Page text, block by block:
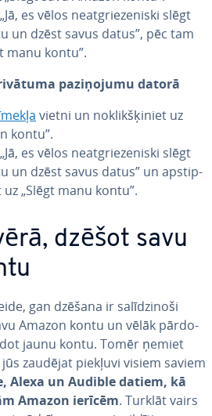
es vēlos ne­at­grie­ze­nis­ki slēgt
un dzēst savus datus”, pēc tam
manu kontu”.
pa­zi­ņo­ju­mu datorā
vietni un no­klik­šķi­niet uz
kontu”.
es vēlos ne­at­grie­ze­nis­ki slēgt
un dzēst savus datus” un ap­stip­
„Slēgt manu kontu”.
dzēšot savu
gan dzēšana ir sa­lī­dzi­no­ši
Amazon kontu un vēlāk pār­do­
jaunu kontu. Tomēr ņemiet
zaudējat piekļuvi visiem saviem
Alexa un Audible datiem, kā
Amazon ierīcēm. Turklāt vairs